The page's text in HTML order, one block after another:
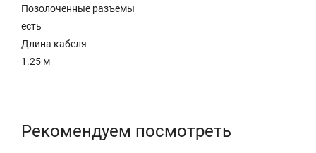
Позолоченные разъемы
есть
Длина кабеля
1.25 м
Рекомендуем посмотреть